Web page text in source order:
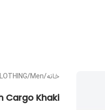
خانه/
Men
/
Cargo Khaki